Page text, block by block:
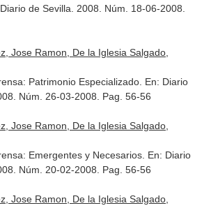
de Sevilla . 2008. Núm. 18-06-2008.
Jose Ramon, De la Iglesia Salgado,
Patrimonio Especializado. En: Diario
Núm. 26-03-2008. Pag. 56-56
Jose Ramon, De la Iglesia Salgado,
Emergentes y Necesarios. En: Diario
Núm. 20-02-2008. Pag. 56-56
Jose Ramon, De la Iglesia Salgado,